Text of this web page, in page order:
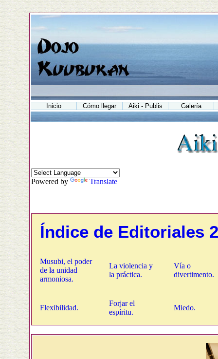
Inicio Cómo llegar Aiki - Publis Galería
Powered by Translate
Índice de Editoriales
Musubi, el poder
de la unidad
armoniosa.
La violencia y
la práctica.
Vía o
divertimento.
Flexibilidad.
Forjar el
espíritu.
Miedo.